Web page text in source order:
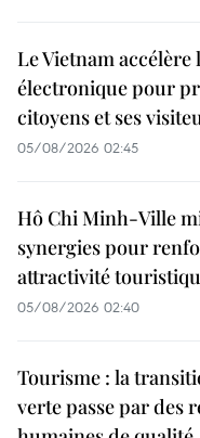
Le Vietnam accélère
électronique pour
citoyens et ses
05/08/2026 02:45
Hô Chi Minh-Ville
synergies pour
attractivité
05/08/2026 02:40
Tourisme : la
verte passe par des